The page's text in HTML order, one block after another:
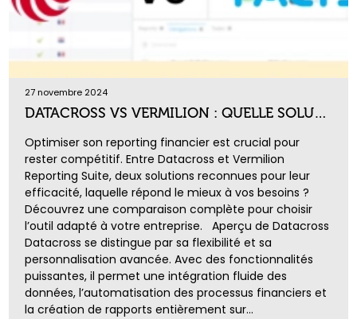
27 novembre 2024
DATACROSS VS VERMILION : QUELLE SOLUTION DE REPORTING FINANCIER CHOISIR ?
Optimiser son reporting financier est crucial pour
rester compétitif. Entre Datacross et Vermilion
Reporting Suite, deux solutions reconnues pour leur
efficacité, laquelle répond le mieux à vos besoins ?
Découvrez une comparaison complète pour choisir
l’outil adapté à votre entreprise. Aperçu de Datacross
Datacross se distingue par sa flexibilité et sa
personnalisation avancée. Avec des fonctionnalités
puissantes, il permet une intégration fluide des
données, l’automatisation des processus financiers et
la création de rapports entièrement sur...